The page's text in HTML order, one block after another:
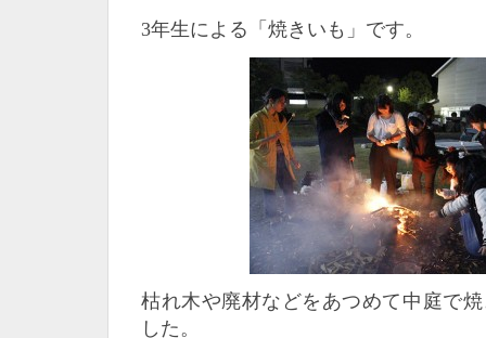
3年生による「焼きいも」です。
枯れ木や廃材などをあつめて中庭で
した。